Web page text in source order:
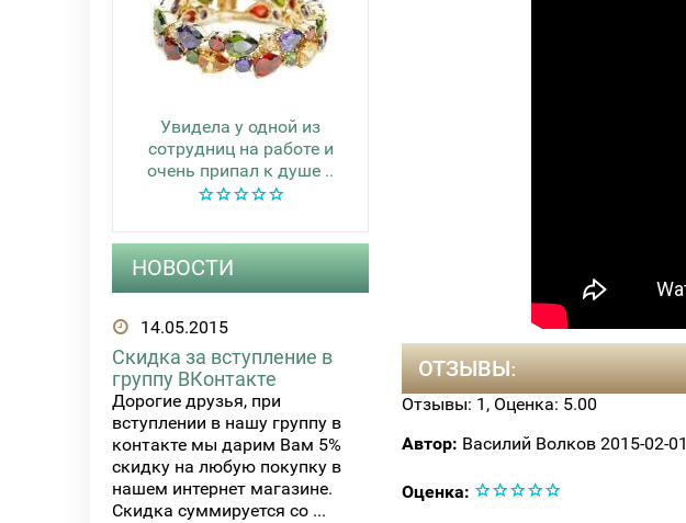
Увидела у одной из
сотрудниц на работе и
очень припал к душе ..
НОВОСТИ
14.05.2015
Скидка за вступление в
группу ВКонтакте
Дорогие друзья, при
вступлении в нашу группу в
контакте мы дарим Вам 5%
скидку на любую покупку в
нашем интернет магазине.
Скидка суммируется со ...
ОТЗЫВЫ:
Отзывы: 1 , Оценка: 5.00
Автор: Василий Волков 2015-02-01
Оценка: